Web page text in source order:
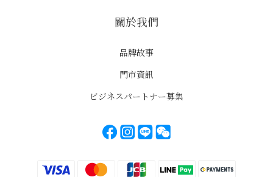
關於我們
品牌故事
門市資訊
ビジネスパートナー募集